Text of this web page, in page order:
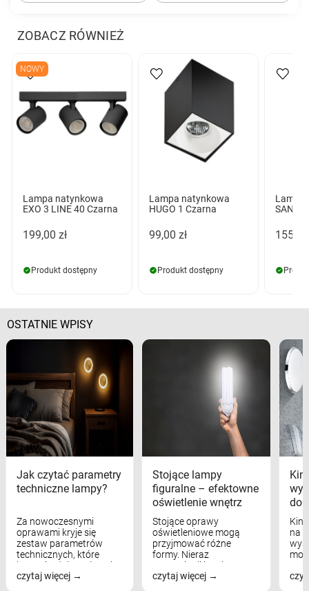
ZOBACZ RÓWNIEŻ
NOWY
Lampa natynkowa
EXO 3 LINE 40 Czarna
199,00 zł
Produkt dostępny
Lampa natynkowa
HUGO 1 Czarna
99,00 zł
Produkt dostępny
Lampa
155,00
OSTATNIE WPISY
Jak czytać parametry
techniczne lampy?
Za nowoczesnymi
oprawami kryje się
zestaw parametrów
technicznych, które
bezpośrednio wpływają
na komfort widzenia,
czytaj więcej
Stojące lampy
figuralne – efektowne
oświetlenie wnętrz
Stojące oprawy
oświetleniowe mogą
przyjmować różne
formy. Nieraz
wspominaliśmy już
modele na łukowych
czytaj więcej
na